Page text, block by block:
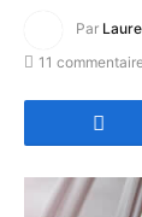
Par
11